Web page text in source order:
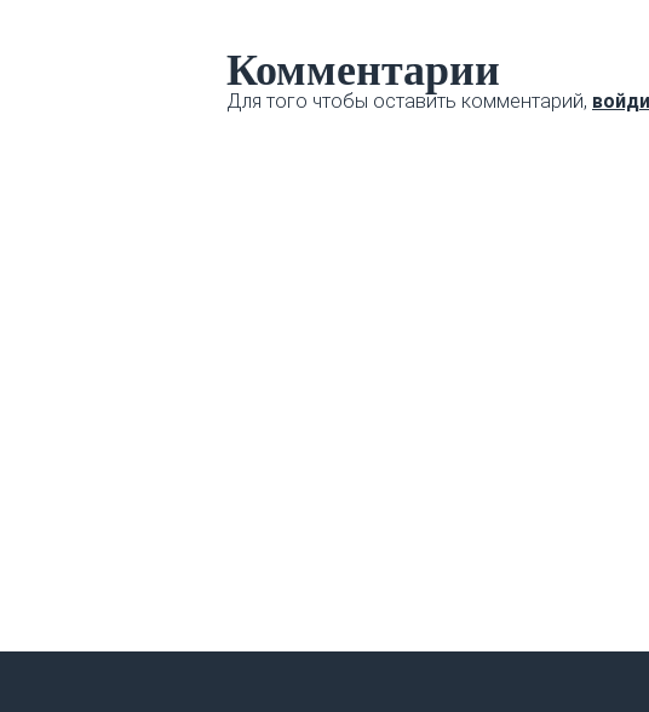
Комментарии
Для того чтобы оставить комментарий,